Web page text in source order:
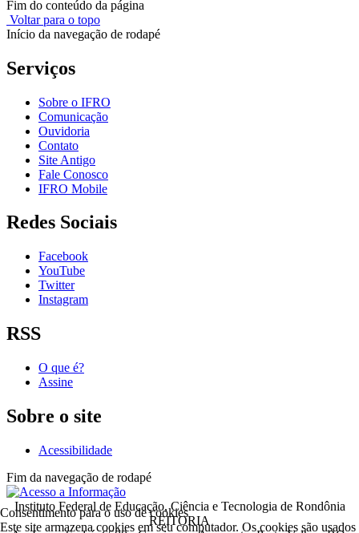
Fim do conteúdo da página
Voltar para o topo
Início da navegação de rodapé
Serviços
Sobre o IFRO
Comunicação
Ouvidoria
Contato
Site Antigo
Fale Conosco
IFRO Mobile
Redes Sociais
Facebook
YouTube
Twitter
Instagram
RSS
O que é?
Assine
Sobre o site
Acessibilidade
Fim da navegação de rodapé
Instituto Federal de Educação, Ciência e Tecnologia de Rondônia
REITORIA
Consentimento para o uso de cookies
Este site armazena cookies em seu computador. Os cookies são usados